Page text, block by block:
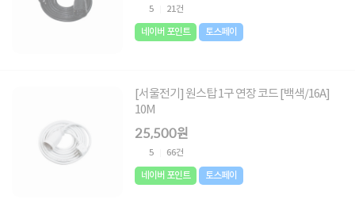
5 21건
네이버 포인트 토스페이
[서울전기] 원스탑 1구 연장 코드 [백색/16A]
10M
25,500원
5 66건
네이버 포인트 토스페이